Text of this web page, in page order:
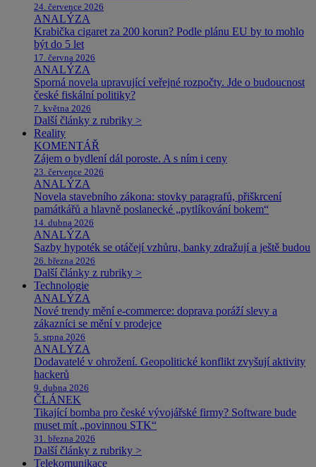
24. července 2026
ANALÝZA
Krabička cigaret za 200 korun? Podle plánu EU by to mohlo
být do 5 let
17. června 2026
ANALÝZA
Sporná novela upravující veřejné rozpočty. Jde o budoucnost
české fiskální politiky?
7. května 2026
Další články z rubriky >
Reality
KOMENTÁŘ
Zájem o bydlení dál poroste. A s ním i ceny
23. července 2026
ANALÝZA
Novela stavebního zákona: stovky paragrafů, přiškrcení
památkářů a hlavně poslanecké „pytlíkování bokem“
14. dubna 2026
ANALÝZA
Sazby hypoték se otáčejí vzhůru, banky zdražují a ještě budou
26. března 2026
Další články z rubriky >
Technologie
ANALÝZA
Nové trendy mění e-commerce: doprava poráží slevy a
zákazníci se mění v prodejce
5. srpna 2026
ANALÝZA
Dodavatelé v ohrožení. Geopolitické konflikt zvyšují aktivity
hackerů
9. dubna 2026
ČLÁNEK
Tikající bomba pro české vývojářské firmy? Software bude
muset mít „povinnou STK“
31. března 2026
Další články z rubriky >
Telekomunikace